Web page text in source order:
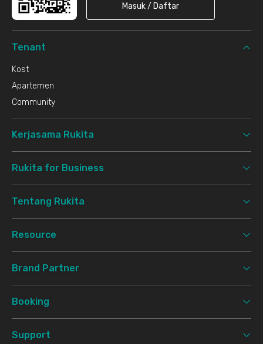
Masuk / Daftar
Tenant
Kost
Apartemen
Community
Kerjasama Rukita
Rukita for Business
Tentang Rukita
Resource
Brand Partner
Booking
Support